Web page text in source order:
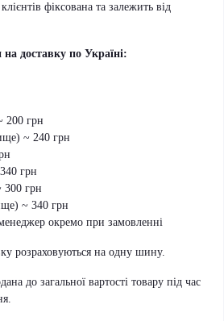
фіксована та залежить від
доставку по Україні:
200 грн
~ 240 грн
грн
300 грн
~ 340 грн
окремо при замовленні
розраховуються на одну шину.
до загальної вартості товару під час